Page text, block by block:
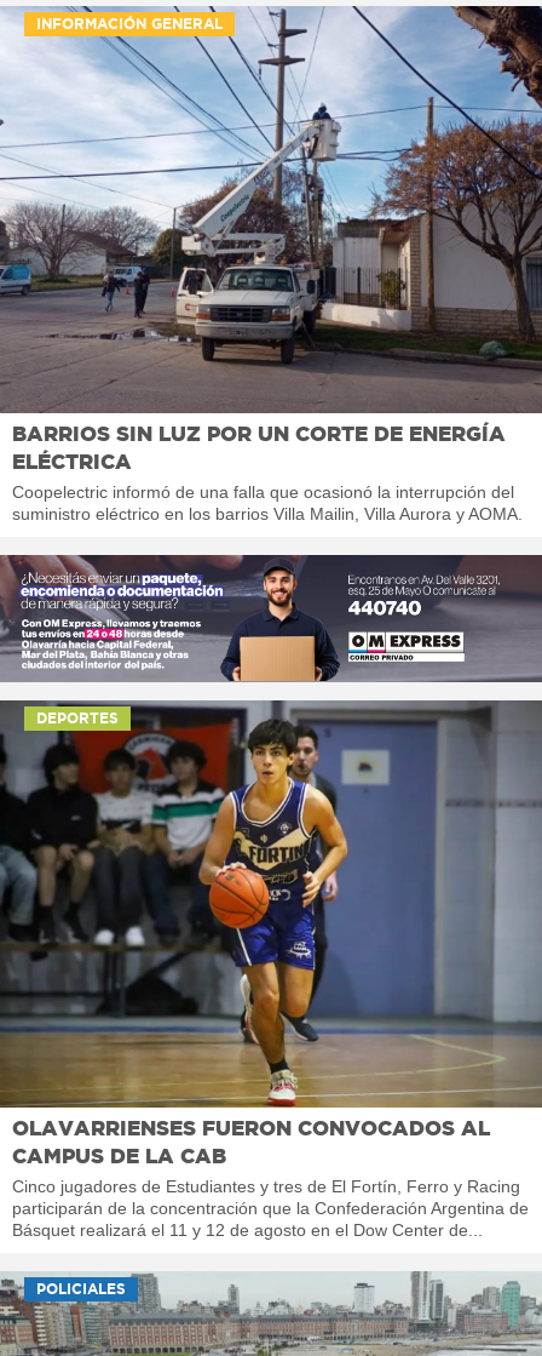
INFORMACIÓN GENERAL
BARRIOS SIN LUZ POR UN CORTE DE ENERGÍA
ELÉCTRICA
Coopelectric informó de una falla que ocasionó la interrupción del
suministro eléctrico en los barrios Villa Mailin, Villa Aurora y AOMA.
DEPORTES
OLAVARRIENSES FUERON CONVOCADOS AL
CAMPUS DE LA CAB
Cinco jugadores de Estudiantes y tres de El Fortín, Ferro y Racing
participarán de la concentración que la Confederación Argentina de
Básquet realizará el 11 y 12 de agosto en el Dow Center de...
POLICIALES